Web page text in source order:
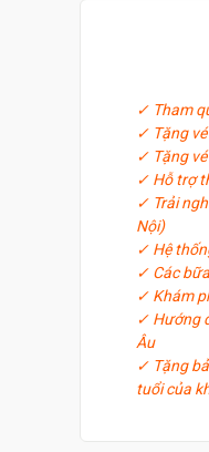
nước Ý).
✓ Tham
✓ Tặng
✓ Tặng
✓ Hỗ trợ
✓ Trải
Nội)
✓ Hệ
✓ Các
✓ Khám
✓ Hướng
Âu
✓ Tặng
tuổi của